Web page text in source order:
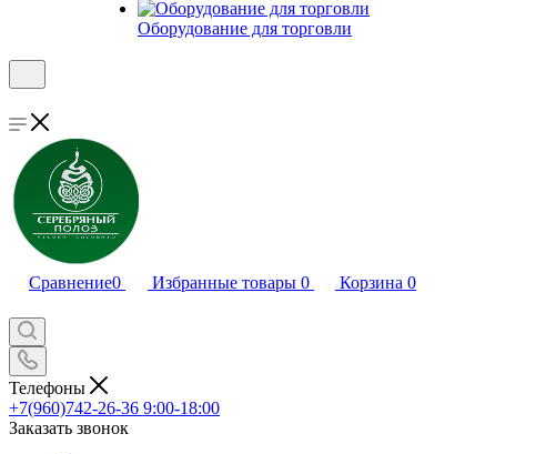
Оборудование для торговли
Сравнение0 Избранные товары 0 Корзина 0
Телефоны
+7(960)742-26-36 9:00-18:00
Заказать звонок